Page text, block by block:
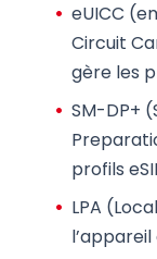
eUICC
Circuit
gère les
SM-DP+
profils
LPA